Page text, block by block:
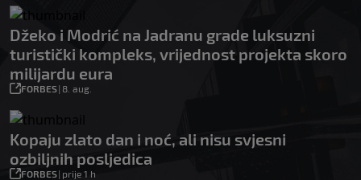
Džeko i Modrić na Jadranu grade luksuzni
turistički kompleks, vrijednost projekta skoro
milijardu eura
FORBES| 8. aug.
Kopaju zlato dan i noć, ali nisu svjesni
ozbiljnih posljedica
FORBES| prije 1 h